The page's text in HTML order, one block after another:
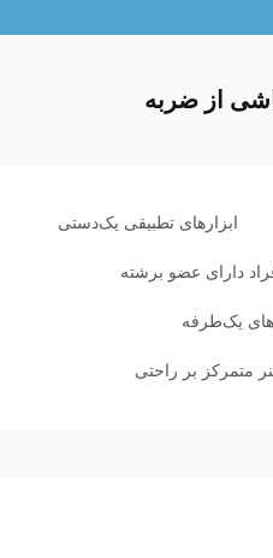
از ضربه
ابزارهای تطبیقی یک‌دستی
دارای عضو برشته
یک‌طرفه
متمرکز بر راحتی